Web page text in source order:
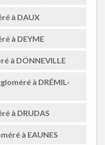
à DAUX
à DEYME
à DONNEVILLE
à DRÉMIL-
à DRUDAS
à EAUNES